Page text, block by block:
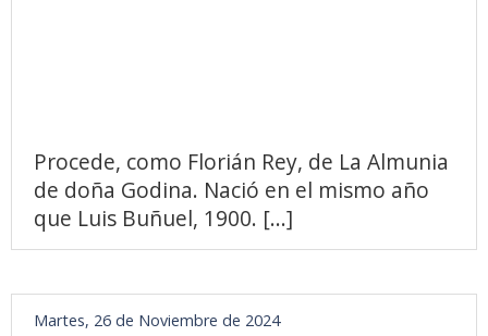
Procede, como Florián Rey, de La Almunia
de doña Godina. Nació en el mismo año
que Luis Buñuel, 1900. [...]
Martes, 26 de Noviembre de 2024